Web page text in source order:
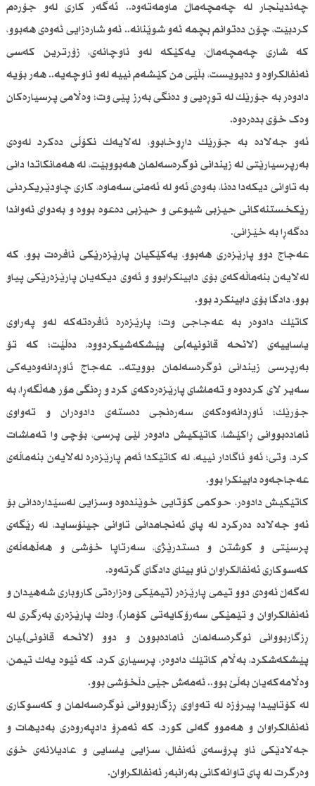
چەندینجار لە چەمچەماڵ ماومەتەوە.. ئەگەر کاری لەو جۆرەم
کردبێت، چۆن دەتوانم بچمە ئەو شوێنانە.. ئەو شارەزایی ئەوەی هەبوو،
کە شاری چەمچەماڵ، یەکێكە لەو ناوچانەی، زۆرترین کەسی
ئەنفالکراوە و دەیویست، بڵێی من کێشەم نییە لەو ناوچەیە.. هەر بۆیە
دادوەر بە جۆرێك لە توڕەیی و دەنگی بەرز پێی وت؛ وەڵامی پرسیارەکان
وەک خۆی بدەرەوە.
ئەو جەلادە بە جۆرێك داڕوخابوو، لەلایەك نکۆڵی دەکرد لەوەی
بەرپرسیارێتی لە زیندانی نوگرەسەلمان هەبووبێت، لە هەمانکاتدا دانی
بە تاوانی دیکەدا دەنا، بەوەی ئەو لە ئەمنی سەماوە، کاری چاودێریکردنی
رێکخستنەکانی حیزبی شیوعی و حیزبی دەعوە بووە و بەدوای ئەواندا
دەگەڕا بە خێزانی.
عەجاج دوو پارێزەری هەبوو، یەکێکیان پارێزەرێکی ئافرەت بوو، کە
لەلایەن بنەماڵەکەی بۆی دابینکرابوو و ئەوی دیکەیان پارێزەرێکی پیاو
بوو، دادگا بۆی دابینکرد بوو.
کاتێك دادوەر بە عەجاجی وت؛ پارێزەرە ئافرەتەکە لەو پەراوی
یاساییەی (لائحە قانونیە)ـی پێشکەشیکردووە، دەڵێت؛ کە تۆ
بەرپرسی زیندانی نوگرەسەلمان بوویتە.. عەجاج ئاوڕدانەوەیەکی
سەیر لای کردەوە و تەماشای پارێزەرەکەی کرد و ڕەنگی مۆر هەڵگەڕا، بە
جۆرێك؛ ئاوڕدانەوەکەی سەرەنجی دەستەی دادوەران و تەواوی
ئامادەبووانی ڕاکێشا، کاتێكیش دادوەر لێی پرسی، بۆچی وا تەماشات
کرد، وتی؛ ئەو ئاگادار نییە، لە کاتێکدا ئەم پارێزەرە لەلایەن بنەماڵەی
عەجاجەوە دابینکرا بوو.
کاتێكیش دادوەر، حوکمی کۆتایی خوێندەوە وسزایی لەسێدارەدانی بۆ
ئەو جەلادە دەرکرد لە پای ئەنجامدانی تاوانی جینۆساید، لە رێگەی
پرسێتی و کوشتن و دستدرێژی، سەرتاپا خۆشی و هەڵهەڵەی
کەسوکاری ئەنفالکراوان ناو بینای دادگای گرتەوە.
لەگەڵ ئەوەی دوو تیمی پارێزەر (تیمێکی وەزارەتی کاروباری شەهیدان و
ئەنفالکراوان و تێمێکی سەرۆکایەتی کۆمار)، وەك پارێزەری بەرگری لە
ڕزگاربووانی نوگرەسەلمان ئامادەبوون و دوو (لائحە قانونی)ـیان
پێشکەشکرد، بەڵام کاتێك دادوەر، پرسیاری کرد، کە ئێوە یەك تیمن،
وەڵامەکەیان بەڵێ بوو.. ئەمەش جێی دڵخۆشی بوو.
لە کۆتاییدا پیرۆزە لە تەواوی ڕزگاربووانی نوگرەسەلمان و کەسوکاری
ئەنفالکراوان و هەموو گەلی کورد، کە ئەمڕۆ دادپەروەری بەدیهات و
جەلادێكی ناو پرۆسەی ئەنفال، سزایی یاسایی و عادیلانەی خۆی
وەرگرت لە پای تاوانەکانی بەرانبەر ئەنفالکراوان.